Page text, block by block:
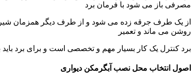
مصرفی باز می شود با فرمان برد
از یک طرف جرقه زده می شود و از طرف دیگر همزمان شیر
روشن می ماند و تعمیر
برد کنترل یک کار بسیار مهم و تخصصی است و برای برد
اصول انتخاب محل نصب آبگرمکن دیواری